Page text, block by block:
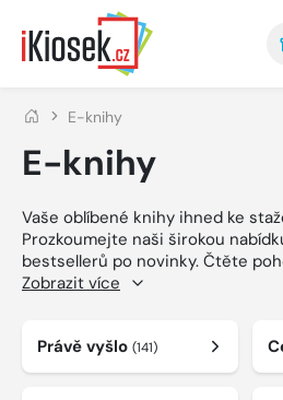
Přejít na hlavní obsah
E-knihy
E-knihy
Vaše oblíbené knihy ihned ke
Prozkoumejte naši širokou
bestsellerů po novinky. Čtěte
Zobrazit více
Právě vyšlo (141)